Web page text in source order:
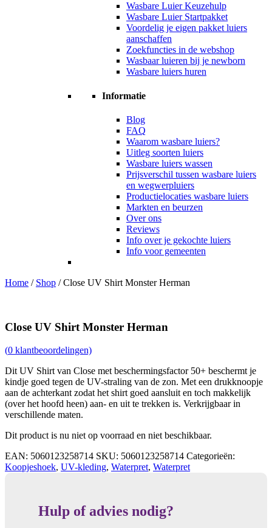
Wasbare Luier Keuzehulp
Wasbare Luier Startpakket
Voordelig je eigen pakket luiers
aanschaffen
Zoekfuncties in de webshop
Wasbaar luieren bij je newborn
Wasbare luiers huren
Informatie
Blog
FAQ
Waarom wasbare luiers?
Uitleg soorten luiers
Wasbare luiers wassen
Prijsverschil tussen wasbare luiers
en wegwerpluiers
Productielocaties wasbare luiers
Markten en beurzen
Over ons
Reviews
Info over je gekochte luiers
Info voor gemeenten
Home / Shop /Close UV Shirt Monster Herman
Close UV Shirt Monster Herman
(0 klantbeoordelingen)
Dit UV Shirt van Close met beschermingsfactor 50+ beschermt je
kindje goed tegen de UV-straling van de zon. Met een drukknoopje
aan de achterkant zodat het shirt goed aansluit en toch makkelijk
(over het hoofd heen) aan- en uit te trekken is. Verkrijgbaar in
verschillende maten.
Dit product is nu niet op voorraad en niet beschikbaar.
EAN: 5060123258714 SKU: 5060123258714 Categorieën:
Koopjeshoek, UV-kleding, Waterpret, Waterpret
Hulp of advies nodig?